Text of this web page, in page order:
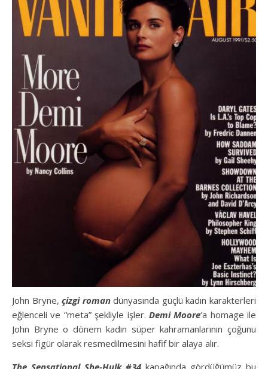
John Bryne,çizgi romandünyasında güçlü kadın karakterleri
eğlenceli ve “meta” şekliyle işler. Demi Moore‘a homage ile
John Bryne o dönem kadın süper kahramanlarının çoğunu
seksi figür olarak resmedilmesini hafif bir alaya alır.
The Sensational She-Hulk #34 kapağında gördüğümüz bu